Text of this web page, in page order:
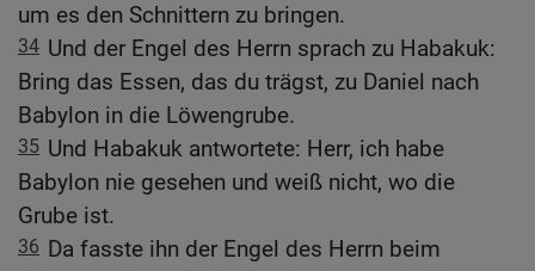
um es den Schnittern zu bringen.
34 Und der Engel des Herrn sprach zu Habakuk:
Bring das Essen, das du trägst, zu Daniel nach
Babylon in die Löwengrube.
35 Und Habakuk antwortete: Herr, ich habe
Babylon nie gesehen und weiß nicht, wo die
Grube ist.
36 Da fasste ihn der Engel des Herrn beim